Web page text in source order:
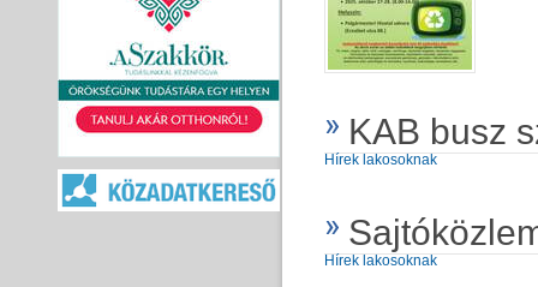
KAB busz
Hírek lakosoknak
Hírek lakosoknak